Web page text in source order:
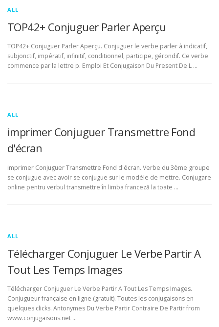
ALL
TOP42+ Conjuguer Parler Aperçu
TOP42+ Conjuguer Parler Aperçu. Conjuguer le verbe parler à indicatif,
subjonctif, impératif, infinitif, conditionnel, participe, gérondif. Ce verbe
commence par la lettre p. Emploi Et Conjugaison Du Present De L …
ALL
imprimer Conjuguer Transmettre Fond
d'écran
imprimer Conjuguer Transmettre Fond d'écran. Verbe du 3ème groupe
se conjugue avec avoir se conjugue sur le modèle de mettre. Conjugare
online pentru verbul transmettre în limba franceză la toate …
ALL
Télécharger Conjuguer Le Verbe Partir A
Tout Les Temps Images
Télécharger Conjuguer Le Verbe Partir A Tout Les Temps Images.
Conjugueur française en ligne (gratuit). Toutes les conjugaisons en
quelques clicks. Antonymes Du Verbe Partir Contraire De Partir from
www.conjugaisons.net …